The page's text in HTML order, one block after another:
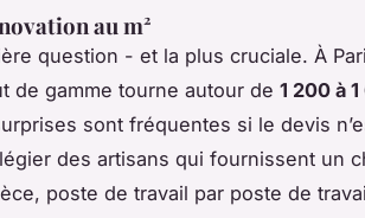
au m²
question - et la plus cruciale. À
de gamme tourne autour de 1 200 à
sont fréquentes si le devis
des artisans qui fournissent un
poste de travail par poste de